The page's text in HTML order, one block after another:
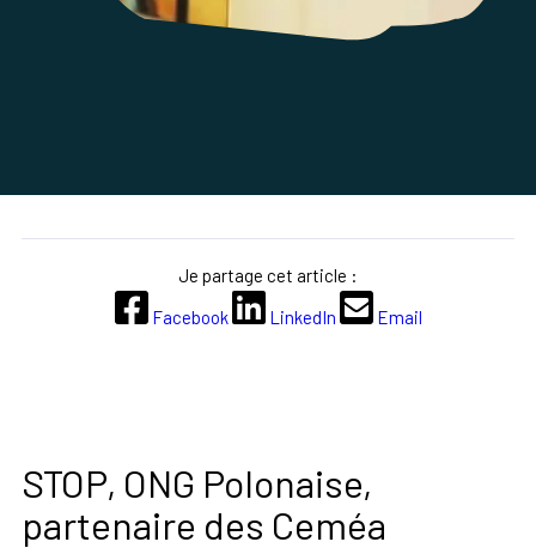
STOP, ONG Polonaise,
partenaire des Ceméa
Je partage cet article :
Facebook
LinkedIn Email